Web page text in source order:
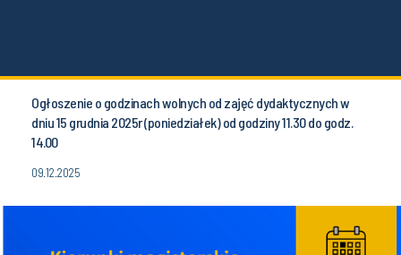
Ogłoszenie o godzinach wolnych od zajęć dydaktycznych w
dniu 15 grudnia 2025r (poniedziałek) od godziny 11.30 do godz.
14.00
09.12.2025